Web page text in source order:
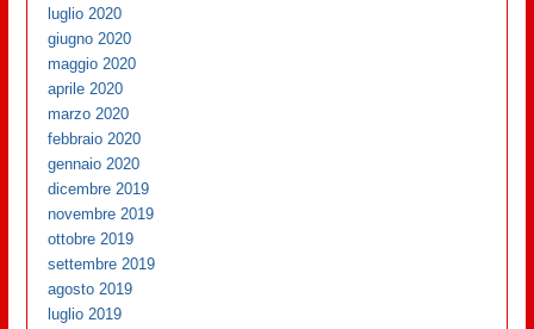
luglio 2020
giugno 2020
maggio 2020
aprile 2020
marzo 2020
febbraio 2020
gennaio 2020
dicembre 2019
novembre 2019
ottobre 2019
settembre 2019
agosto 2019
luglio 2019